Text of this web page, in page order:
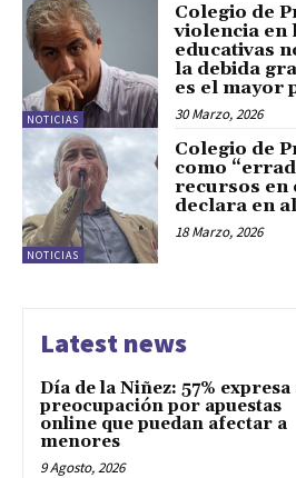
NOTICIAS
Colegio de
violencia en
educativas
la debida
es el mayor
30 Marzo, 2026
NOTICIAS
Colegio de
como
recursos en
declara en
18 Marzo, 2026
Latest news
Día de la Niñez: 57% expresa
preocupación por apuestas
online que puedan afectar a
menores
9 Agosto, 2026